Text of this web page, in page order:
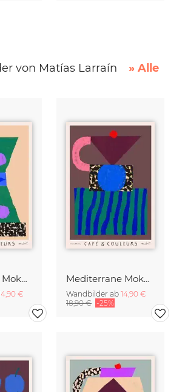
von Matías Larraín
» Alle
Mediterrane Mokkakanne
€
Mediterrane Mokkakanne - Café & Couleurs
Wandbilder ab 14,90 €
18,90 € -25%